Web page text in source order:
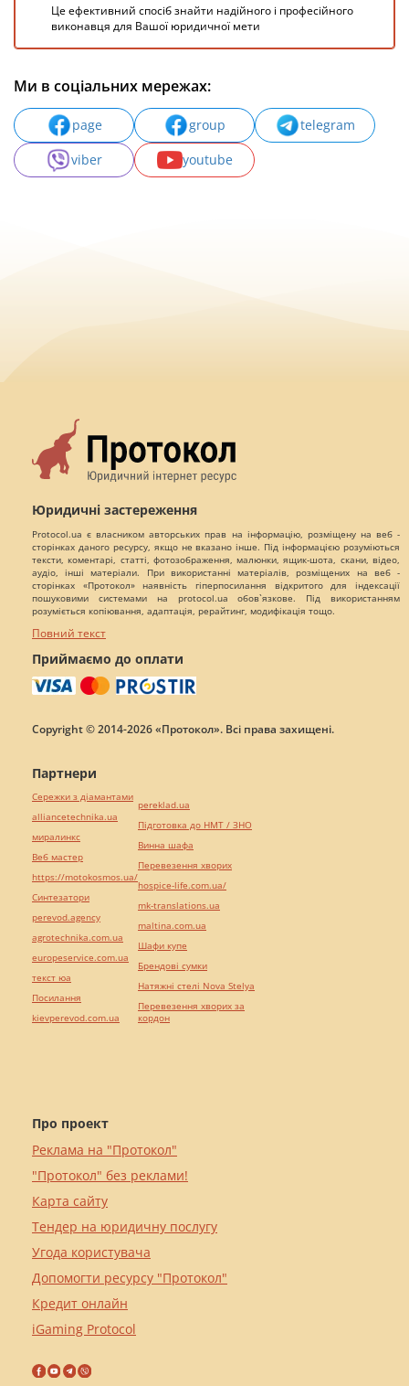
Це ефективний спосіб знайти надійного і професійного
виконавця для Вашої юридичної мети
Ми в соціальних мережах:
page group
telegram
viber
youtube
Юридичні застереження
Protocol.ua є власником авторських прав на інформацію, розміщену на веб -
сторінках даного ресурсу, якщо не вказано інше. Під інформацією розуміються
тексти, коментарі, статті, фотозображення, малюнки, ящик-шота, скани, відео,
аудіо, інші матеріали. При використанні матеріалів, розміщених на веб -
сторінках «Протокол» наявність гіперпосилання відкритого для індексації
пошуковими системами на protocol.ua обов`язкове. Під використанням
розуміється копіювання, адаптація, рерайтинг, модифікація тощо.
Повний текст
Приймаємо до оплати
Copyright © 2014-2026 «Протокол». Всі права захищені.
Про проект
Реклама на "Протокол"
"Протокол" без реклами!
Карта сайту
Тендер на юридичну послугу
Угода користувача
Допомогти ресурсу "Протокол"
Кредит онлайн
iGaming Protocol
Партнери
Сережки з діамантами
alliancetechnika.ua
миралинкс
Веб мастер
https://motokosmos.ua/
Синтезатори
perevod.agency
agrotechnika.com.ua
europeservice.com.ua
текст юа
Посилання
kievperevod.com.ua
pereklad.ua
Підготовка до НМТ / ЗНО
Винна шафа
Перевезення хворих
hospice-life.com.ua/
mk-translations.ua
maltina.com.ua
Шафи купе
Брендові сумки
Натяжні стелі Nova Stelya
Перевезення хворих за
кордон